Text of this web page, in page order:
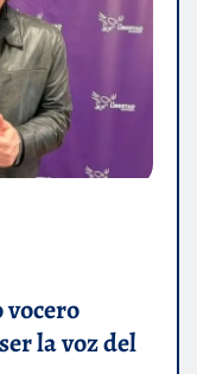
la voz del